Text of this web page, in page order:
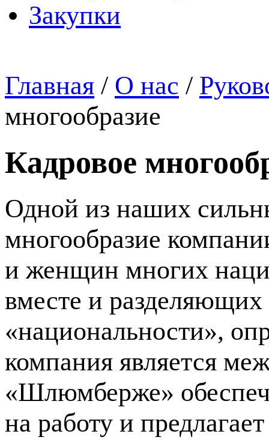
Закупки
Главная / О нас /
многообразие
Кадровое
Одной из наших
многообразие
и женщин многих
вместе и
«национальности»,
компания является
«Шлюмберже»
на работу и